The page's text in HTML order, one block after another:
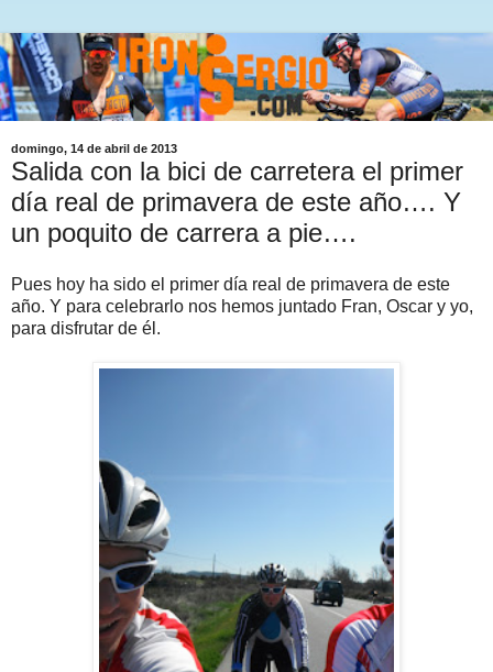
domingo, 14 de abril de 2013
Salida con la bici de carretera el primer
día real de primavera de este año…. Y
un poquito de carrera a pie….
Pues hoy ha sido el primer día real de primavera de este
año. Y para celebrarlo nos hemos juntado Fran, Oscar y yo,
para disfrutar de él.